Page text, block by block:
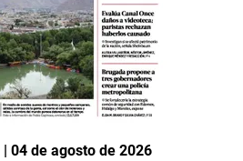
04 de agosto de 2026